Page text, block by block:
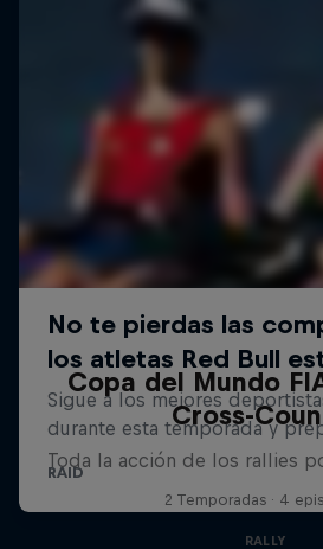
Copa del Mundo
Cross-
Toda la acción de los rallies
2 Temporadas · 4
RALLY